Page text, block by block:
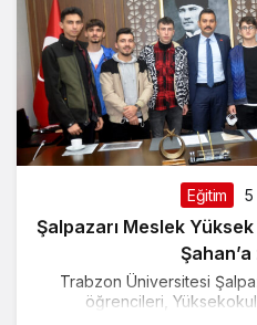
Eğitim 5
Şalpazarı Meslek
Trabzon Üniversitesi
öğrencileri,